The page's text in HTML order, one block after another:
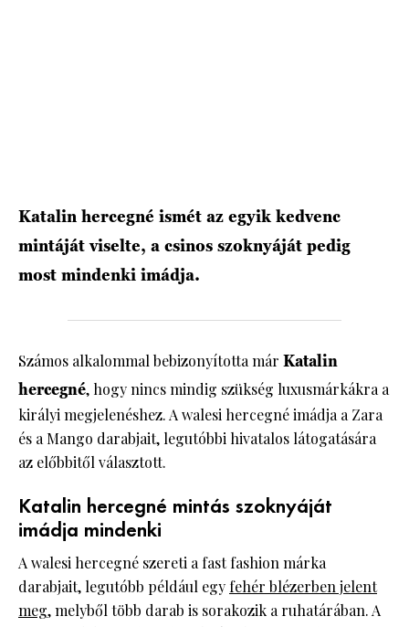
Katalin hercegné ismét az egyik kedvenc
mintáját viselte, a csinos szoknyáját pedig
most mindenki imádja.
Számos alkalommal bebizonyította már Katalin
hercegné, hogy nincs mindig szükség luxusmárkákra a
királyi megjelenéshez. A walesi hercegné imádja a Zara
és a Mango darabjait, legutóbbi hivatalos látogatására
az előbbitől választott.
Katalin hercegné mintás szoknyáját
imádja mindenki
A walesi hercegné szereti a fast fashion márka
darabjait, legutóbb például egy fehér blézerben jelent
meg, melyből több darab is sorakozik a ruhatárában. A